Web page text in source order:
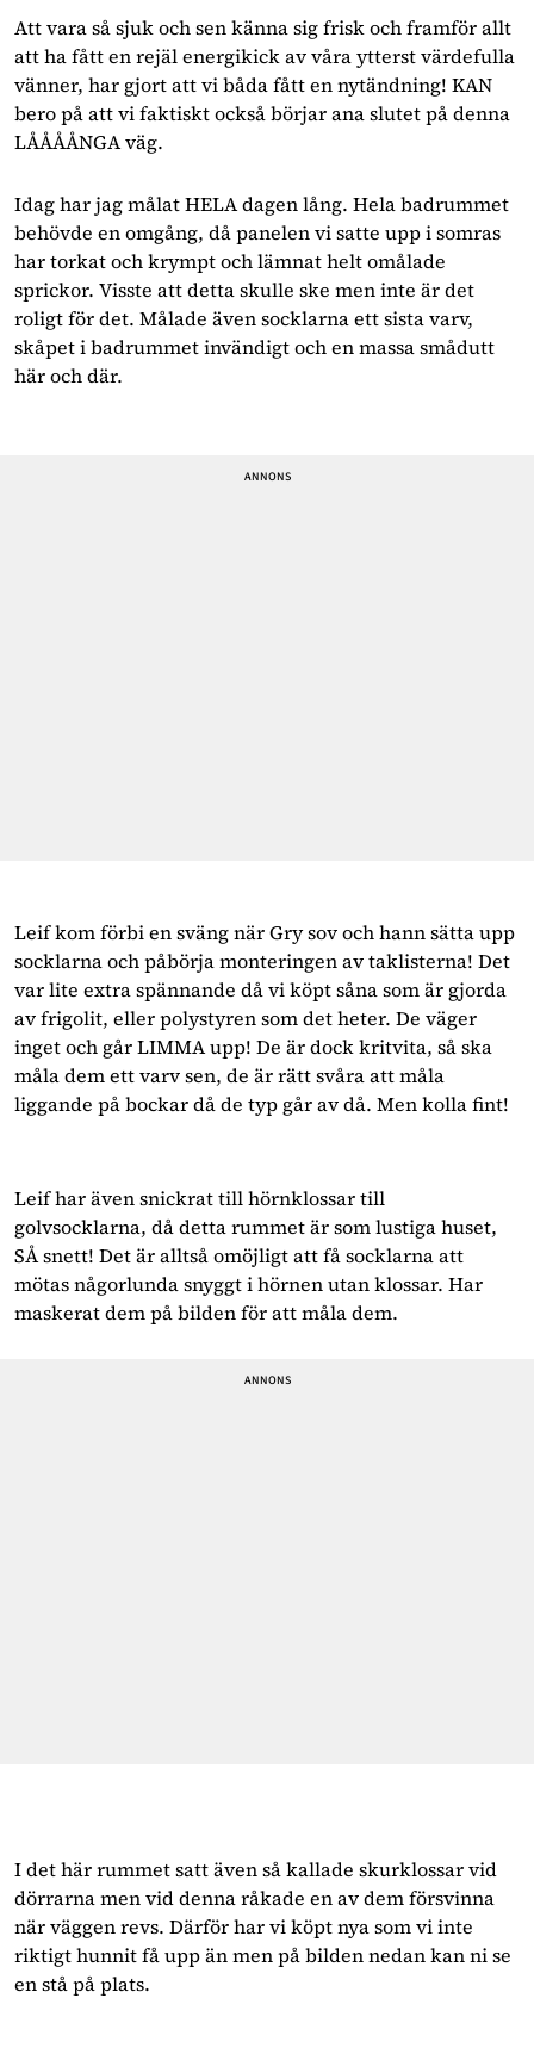
Att vara så sjuk och sen känna sig frisk och framför allt
att ha fått en rejäl energikick av våra ytterst värdefulla
vänner, har gjort att vi båda fått en nytändning! KAN
bero på att vi faktiskt också börjar ana slutet på denna
LÅÅÅÅNGA väg.
Idag har jag målat HELA dagen lång. Hela badrummet
behövde en omgång, då panelen vi satte upp i somras
har torkat och krympt och lämnat helt omålade
sprickor. Visste att detta skulle ske men inte är det
roligt för det. Målade även socklarna ett sista varv,
skåpet i badrummet invändigt och en massa smådutt
här och där.
Leif kom förbi en sväng när Gry sov och hann sätta upp
socklarna och påbörja monteringen av taklisterna! Det
var lite extra spännande då vi köpt såna som är gjorda
av frigolit, eller polystyren som det heter. De väger
inget och går LIMMA upp! De är dock kritvita, så ska
måla dem ett varv sen, de är rätt svåra att måla
liggande på bockar då de typ går av då. Men kolla fint!
Leif har även snickrat till hörnklossar till
golvsocklarna, då detta rummet är som lustiga huset,
SÅ snett! Det är alltså omöjligt att få socklarna att
mötas någorlunda snyggt i hörnen utan klossar. Har
maskerat dem på bilden för att måla dem.
I det här rummet satt även så kallade skurklossar vid
dörrarna men vid denna råkade en av dem försvinna
när väggen revs. Därför har vi köpt nya som vi inte
riktigt hunnit få upp än men på bilden nedan kan ni se
en stå på plats.